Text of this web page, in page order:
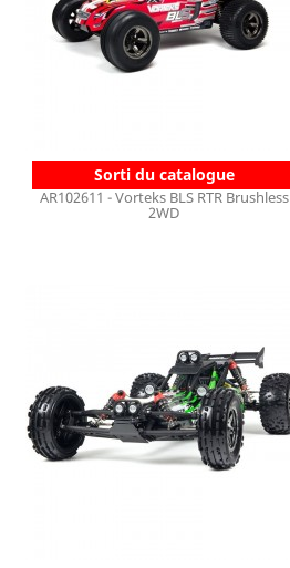
Sorti du catalogue
AR102611 - Vorteks BLS RTR Brushless
2WD